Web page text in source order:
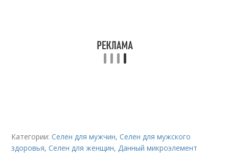
Категории:Селен для мужчин,Селен для мужского
здоровья,Селен для женщин,Данный микроэлемент